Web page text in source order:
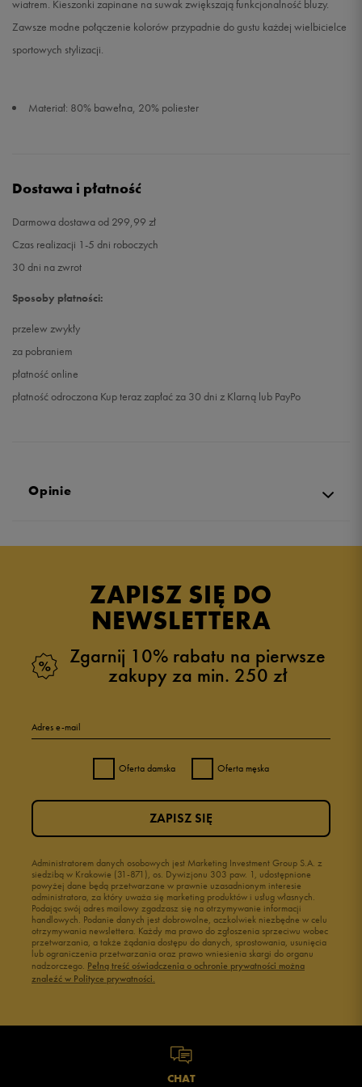
wiatrem. Kieszonki zapinane na suwak zwiększają funkcjonalność bluzy.
Zawsze modne połączenie kolorów przypadnie do gustu każdej wielbicielce
sportowych stylizacji.
Materiał: 80% bawełna, 20% poliester
Dostawa i płatność
Darmowa dostawa od 299,99 zł
Czas realizacji 1-5 dni roboczych
30 dni na zwrot
Sposoby płatności:
przelew zwykły
za pobraniem
płatność online
płatność odroczona Kup teraz zapłać za 30 dni z Klarną lub PayPo
Opinie
ZAPISZ SIĘ DO
NEWSLETTERA
Zgarnij 10% rabatu na pierwsze
zakupy za min. 250 zł
Adres e-mail
Oferta damska Oferta męska
Administratorem danych osobowych jest Marketing Investment Group S.A. z
siedzibą w Krakowie (31-871), os. Dywizjonu 303 paw. 1, udostępnione
powyżej dane będą przetwarzane w prawnie uzasadnionym interesie
administratora, za który uważa się marketing produktów i usług własnych.
Podając swój adres mailowy zgadzasz się na otrzymywanie informacji
handlowych. Podanie danych jest dobrowolne, aczkolwiek niezbędne w celu
otrzymywania newslettera. Każdy ma prawo do zgłoszenia sprzeciwu wobec
przetwarzania, a także żądania dostępu do danych, sprostowania, usunięcia
lub ograniczenia przetwarzania oraz prawo wniesienia skargi do organu
nadzorczego. Pełną treść oświadczenia o ochronie prywatności można
znaleźć w Polityce prywatności.
ZAPISZ SIĘ
CHAT